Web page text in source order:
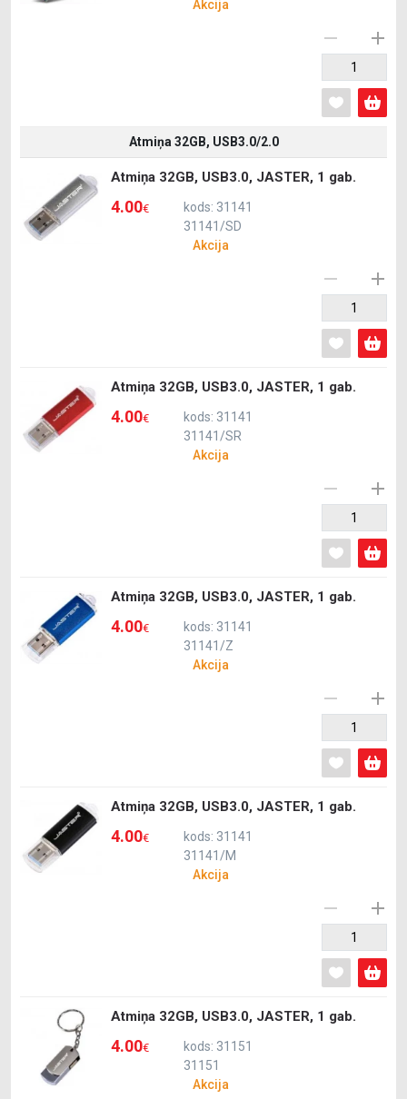
Akcija
Atmiņa 32GB, USB3.0/2.0
Atmiņa 32GB, USB3.0, JASTER, 1 gab.
4.00€
kods: 31141
31141/SD
Akcija
Atmiņa 32GB, USB3.0, JASTER, 1 gab.
4.00€
kods: 31141
31141/SR
Akcija
Atmiņa 32GB, USB3.0, JASTER, 1 gab.
4.00€
kods: 31141
31141/Z
Akcija
Atmiņa 32GB, USB3.0, JASTER, 1 gab.
4.00€
kods: 31141
31141/M
Akcija
Atmiņa 32GB, USB3.0, JASTER, 1 gab.
4.00€
kods: 31151
31151
Akcija